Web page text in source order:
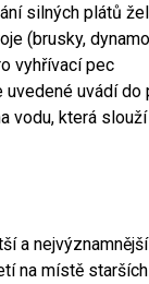
silných plátů
(brusky,
vyhřívací pec
uvádí do
vodu, která
a
na místě